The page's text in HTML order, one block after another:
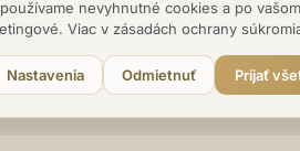
nevyhnutné cookies a po vašom
Viac v zásadách ochrany
Nastavenia Odmietnuť Prijať